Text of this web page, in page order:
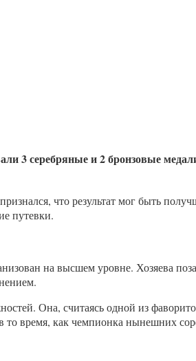
3 серебряные и 2 бронзовые
что результат мог быть
путевки.
на высшем уровне. Хозяева
Она, считаясь одной из
то время, как чемпионка нынешних